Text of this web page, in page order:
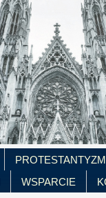
PROTESTANTYZM
WSPARCIE